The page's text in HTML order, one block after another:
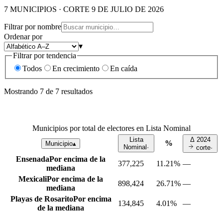
7 MUNICIPIOS · CORTE 9 DE JULIO DE 2026
Filtrar por nombre
Ordenar por
▾
Filtrar por tendencia
Todos
En crecimiento En caída
Mostrando 7 de 7 resultados
Municipios por total de electores en Lista Nominal
Municipio▴
Lista
Nominal · % Δ 2024
corte·
EnsenadaPor encima de la
mediana
377,225 11.21% —
MexicaliPor encima de la
mediana
898,424 26.71% —
Playas de RosaritoPor encima
de la mediana
134,845 4.01%
—